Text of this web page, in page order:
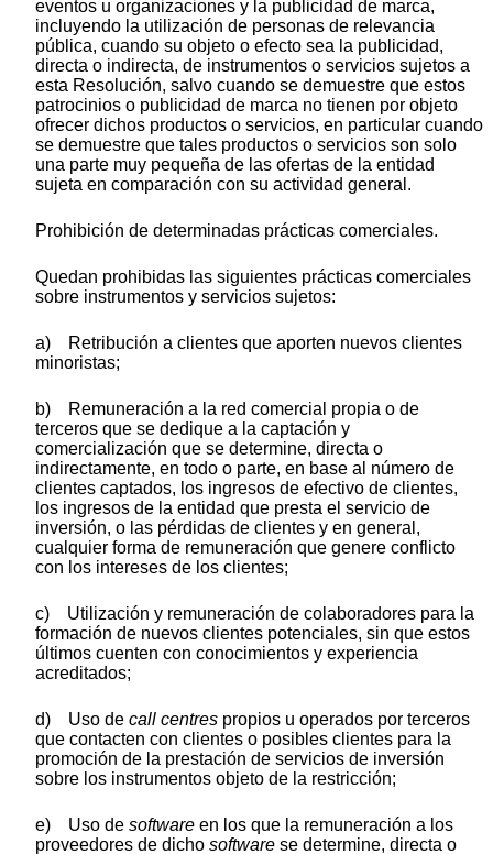
eventos u organizaciones y la publicidad de marca,
incluyendo la utilización de personas de relevancia
pública, cuando su objeto o efecto sea la publicidad,
directa o indirecta, de instrumentos o servicios sujetos a
esta Resolución, salvo cuando se demuestre que estos
patrocinios o publicidad de marca no tienen por objeto
ofrecer dichos productos o servicios, en particular cuando
se demuestre que tales productos o servicios son solo
una parte muy pequeña de las ofertas de la entidad
sujeta en comparación con su actividad general.
Prohibición de determinadas prácticas comerciales.
Quedan prohibidas las siguientes prácticas comerciales
sobre instrumentos y servicios sujetos:
a) Retribución a clientes que aporten nuevos clientes
minoristas;
b) Remuneración a la red comercial propia o de
terceros que se dedique a la captación y
comercialización que se determine, directa o
indirectamente, en todo o parte, en base al número de
clientes captados, los ingresos de efectivo de clientes,
los ingresos de la entidad que presta el servicio de
inversión, o las pérdidas de clientes y en general,
cualquier forma de remuneración que genere conflicto
con los intereses de los clientes;
c) Utilización y remuneración de colaboradores para la
formación de nuevos clientes potenciales, sin que estos
últimos cuenten con conocimientos y experiencia
acreditados;
d) Uso de call centres propios u operados por terceros
que contacten con clientes o posibles clientes para la
promoción de la prestación de servicios de inversión
sobre los instrumentos objeto de la restricción;
e) Uso de software en los que la remuneración a los
proveedores de dicho software se determine, directa o